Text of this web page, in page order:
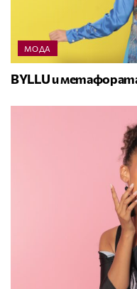
МОДА
BYLLU и